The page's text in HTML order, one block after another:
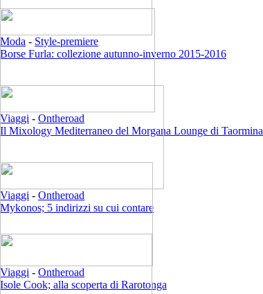
Moda - Style-premiere
Borse Furla: collezione autunno-inverno 2015-2016
Viaggi - Ontheroad
Il Mixology Mediterraneo del Morgana Lounge di Taormina
Viaggi - Ontheroad
Mykonos; 5 indirizzi su cui contare
Viaggi - Ontheroad
Isole Cook; alla scoperta di Rarotonga